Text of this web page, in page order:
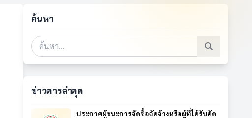
ค้นหา
ข่าวสารล่าสุด
ประกาศผู้ชนะการจัดซื้อจัดจ้างหรือผู้ที่ได้รับคัด